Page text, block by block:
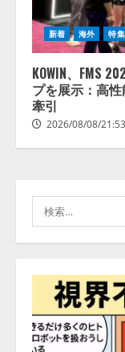
新着 海外 特集
KOWIN、FMS
プを展示：高
牽引
2026/08/08/
索:
4